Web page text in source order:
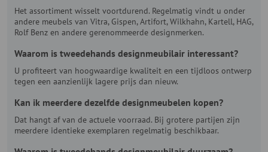
Het assortiment wisselt voortdurend. Regelmatig vindt u onder
andere meubels van Vitra, Gispen, Artifort, Wilkhahn, Kartell, HAG,
Rolf Benz en andere gerenommeerde designmerken.
Waarom is tweedehands designmeubilair interessant?
U profiteert van hoogwaardige kwaliteit en een tijdloos ontwerp
tegen een aanzienlijk lagere prijs dan nieuw.
Kan ik meerdere dezelfde designmeubelen kopen?
Dat hangt af van de actuele voorraad. Bij grotere partijen zijn
meerdere identieke exemplaren regelmatig beschikbaar.